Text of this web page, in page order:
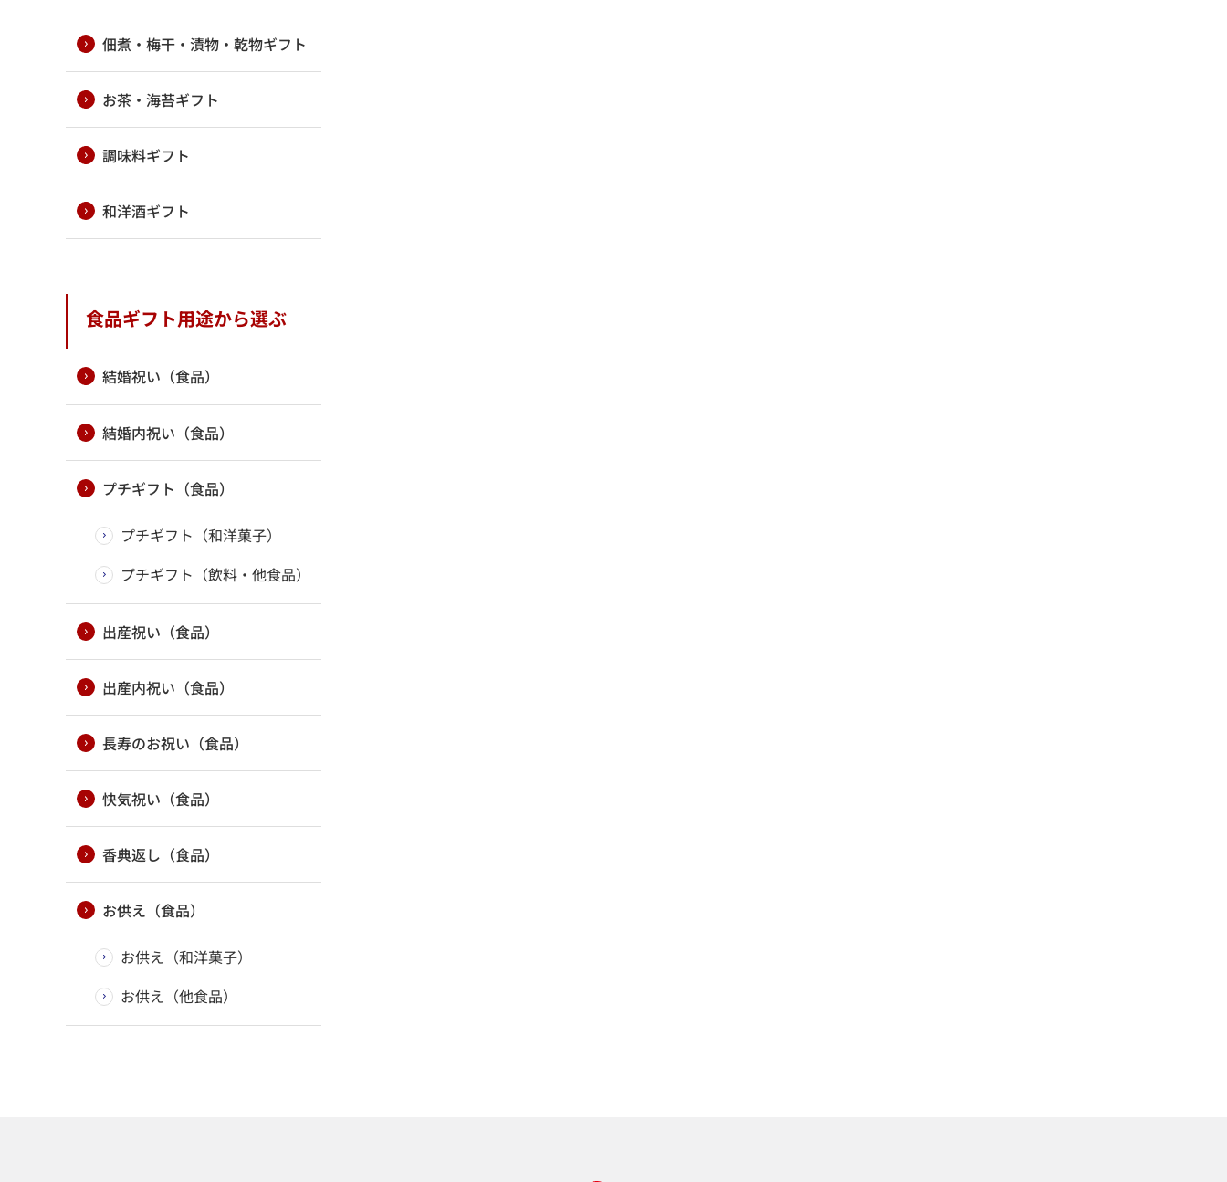
佃煮・梅干・漬物・乾物ギフト
お茶・海苔ギフト
調味料ギフト
和洋酒ギフト
食品ギフト用途から選ぶ
結婚祝い（食品）
結婚内祝い（食品）
プチギフト（食品）
プチギフト（和洋菓子）
プチギフト（飲料・他食品）
出産祝い（食品）
出産内祝い（食品）
長寿のお祝い（食品）
快気祝い（食品）
香典返し（食品）
お供え（食品）
お供え（和洋菓子）
お供え（他食品）